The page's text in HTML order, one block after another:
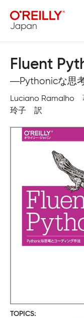
Fluent
―Pythonicな思
Luciano Ramalho
玲子 訳
TOPICS